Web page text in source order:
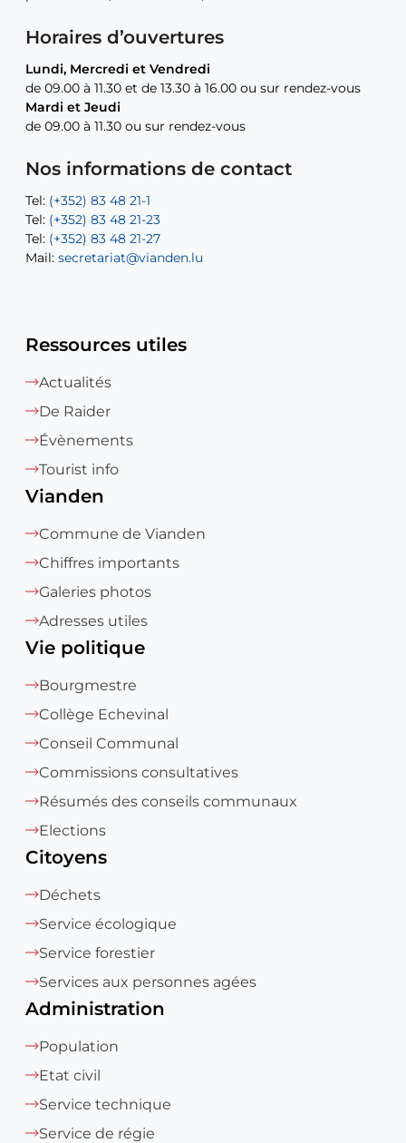
Horaires d’ouvertures
Lundi, Mercredi et Vendredi
de 09.00 à 11.30 et de 13.30 à 16.00 ou sur rendez-vous
Mardi et Jeudi
de 09.00 à 11.30 ou sur rendez-vous
Nos informations de contact
Tel: (+352) 83 48 21-1
Tel: (+352) 83 48 21-23
Tel: (+352) 83 48 21-27
Mail: secretariat@vianden.lu
Lundi, Mercredi et Vendredi
de 09.00 à 11.30 et de 13.30 à 16.00 ou sur rendez-vous
Mardi et Jeudi
de 09.00 à 11.30 ou sur rendez-vous
Tel: (+352) 83 48 21-20
Tel: (+352) 83 48 21-22
Mail:sofia.carvalho@vianden.lu
Mail: diane.storn@vianden.lu
uniquement sur rendez-vous
Mail:recette@vianden.lu
uniquement sur rendez-vous
Tel:(+352) 83 48 21-31
uniquement sur rendez-vous
Tel:Permanence (Fuite d’eau) : 83 48 21 61
Ressources utiles
Actualités
De Raider
Évènements
Tourist info
Vianden
Commune de Vianden
Chiffres importants
Galeries photos
Adresses utiles
Vie politique
Bourgmestre
Collège Echevinal
Conseil Communal
Commissions consultatives
Résumés des conseils communaux
Elections
Citoyens
Déchets
Service écologique
Service forestier
Services aux personnes agées
Administration
Population
Etat civil
Service technique
Service de régie